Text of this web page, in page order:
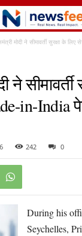
मोदी ने सीमावर्ती सुरक्षा के
ने
in-India
242 0
During his
Seychelles,